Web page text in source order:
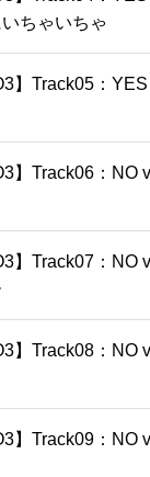
ちゃいちゃ
】Track05：
】Track06：NO
】Track07：NO
】Track08：NO
】Track09：NO